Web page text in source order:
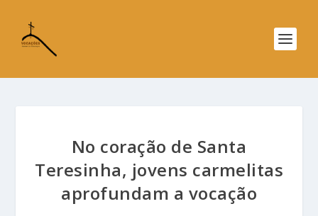
No coração de Santa
Teresinha, jovens carmelitas
aprofundam a vocação